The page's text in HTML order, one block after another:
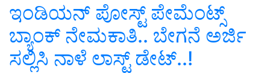
ಇಂಡಿಯನ್‌ ಪೋಸ್ಟ್‌ ಪೇಮೆಂಟ್ಸ್‌
ಬ್ಯಾಂಕ್‌ ನೇಮಕಾತಿ.. ಬೇಗನೆ ಅರ್ಜಿ
ಸಲ್ಲಿಸಿ ನಾಳೆ ಲಾಸ್ಟ್‌ ಡೇಟ್‌..!